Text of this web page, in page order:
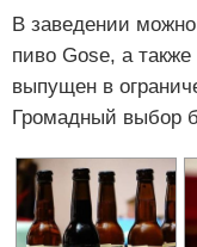
В заведении
пиво Gose, а
выпущен в
Громадный выбор